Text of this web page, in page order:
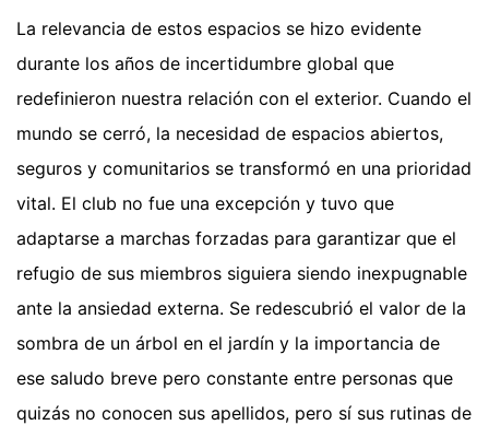
La relevancia de estos espacios se hizo evidente
durante los años de incertidumbre global que
redefinieron nuestra relación con el exterior. Cuando el
mundo se cerró, la necesidad de espacios abiertos,
seguros y comunitarios se transformó en una prioridad
vital. El club no fue una excepción y tuvo que
adaptarse a marchas forzadas para garantizar que el
refugio de sus miembros siguiera siendo inexpugnable
ante la ansiedad externa. Se redescubrió el valor de la
sombra de un árbol en el jardín y la importancia de
ese saludo breve pero constante entre personas que
quizás no conocen sus apellidos, pero sí sus rutinas de